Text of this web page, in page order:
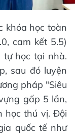
khóa học toàn
cam kết 5.5)
tự học tại nhà.
sau đó luyện
pháp "Siêu
gấp 5 lần,
học thú vị. Đội
quốc tế như